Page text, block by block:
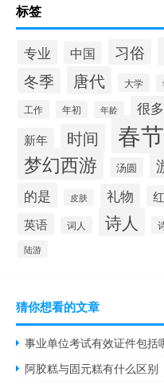
标签
专业 中国 习俗
冬季 唐代 大学
工作 年初 年龄 很
新年 时间 春节
梦幻西游 汤圆
的是 皮肤 礼物
英语 词人 诗人
陆游
猜你想看的文章
事业单位考试有效证件包括
阿胶糕与固元糕有什么区别